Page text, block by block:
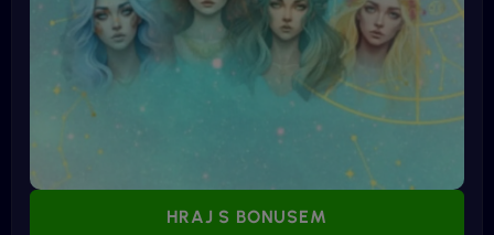
HRAJ S BONUSEM